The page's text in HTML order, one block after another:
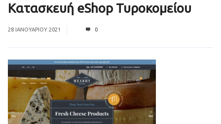
Κατασκευή eShop Τυροκομείου
28 ΙΑΝΟΥΑΡΊΟΥ 2021 0